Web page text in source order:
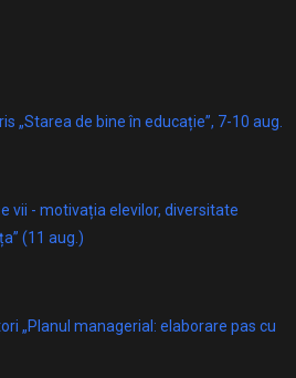
„Starea de bine în educație”, 7-10 aug.
vii - motivația elevilor, diversitate
(11 aug.)
„Planul managerial: elaborare pas cu